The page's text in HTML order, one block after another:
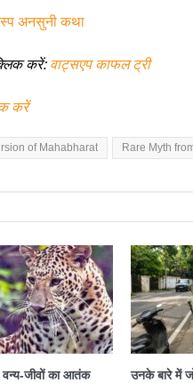
अनसुनी कथा
करें:वाट्सएप काफल ट्री
करें
of Mahabharat Rare Myth
वन्य-जीवों का आतंक
उनके बारे में